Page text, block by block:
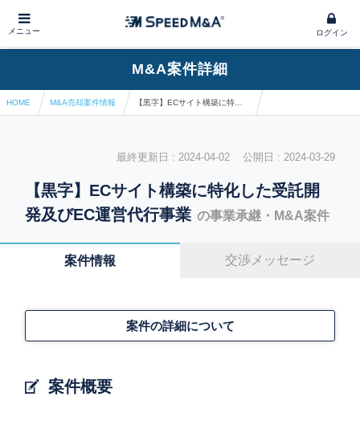
メニュー ログイン
M&A案件詳細
HOME M&A売却案件情報
最終更新日 : 2024-04-02 公開日 : 2024-03-29
【黒字】ECサイト構築に特化した受託開
発及びEC運営代行事業 の事業承継・M&A案件
案件情報 交渉メッセージ
案件概要
案件の詳細について